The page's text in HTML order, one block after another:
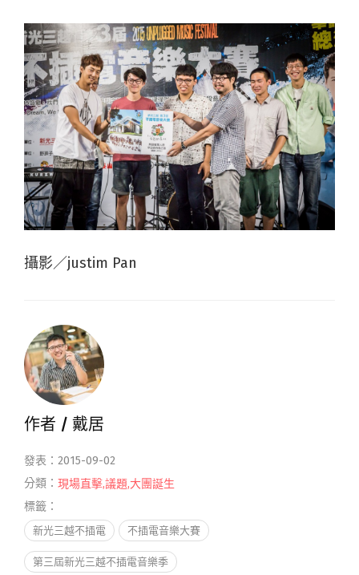
攝影／justim Pan
作者 / 戴居
發表：2015-09-02
分類： 現場直擊,議題,大團誕生
標籤：
新光三越不插電 不插電音樂大賽
第三屆新光三越不插電音樂季